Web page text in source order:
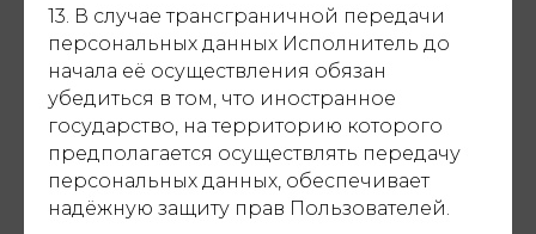
13. В случае трансграничной передачи
персональных данных Исполнитель до
начала её осуществления обязан
убедиться в том, что иностранное
государство, на территорию которого
предполагается осуществлять передачу
персональных данных, обеспечивает
надёжную защиту прав Пользователей.